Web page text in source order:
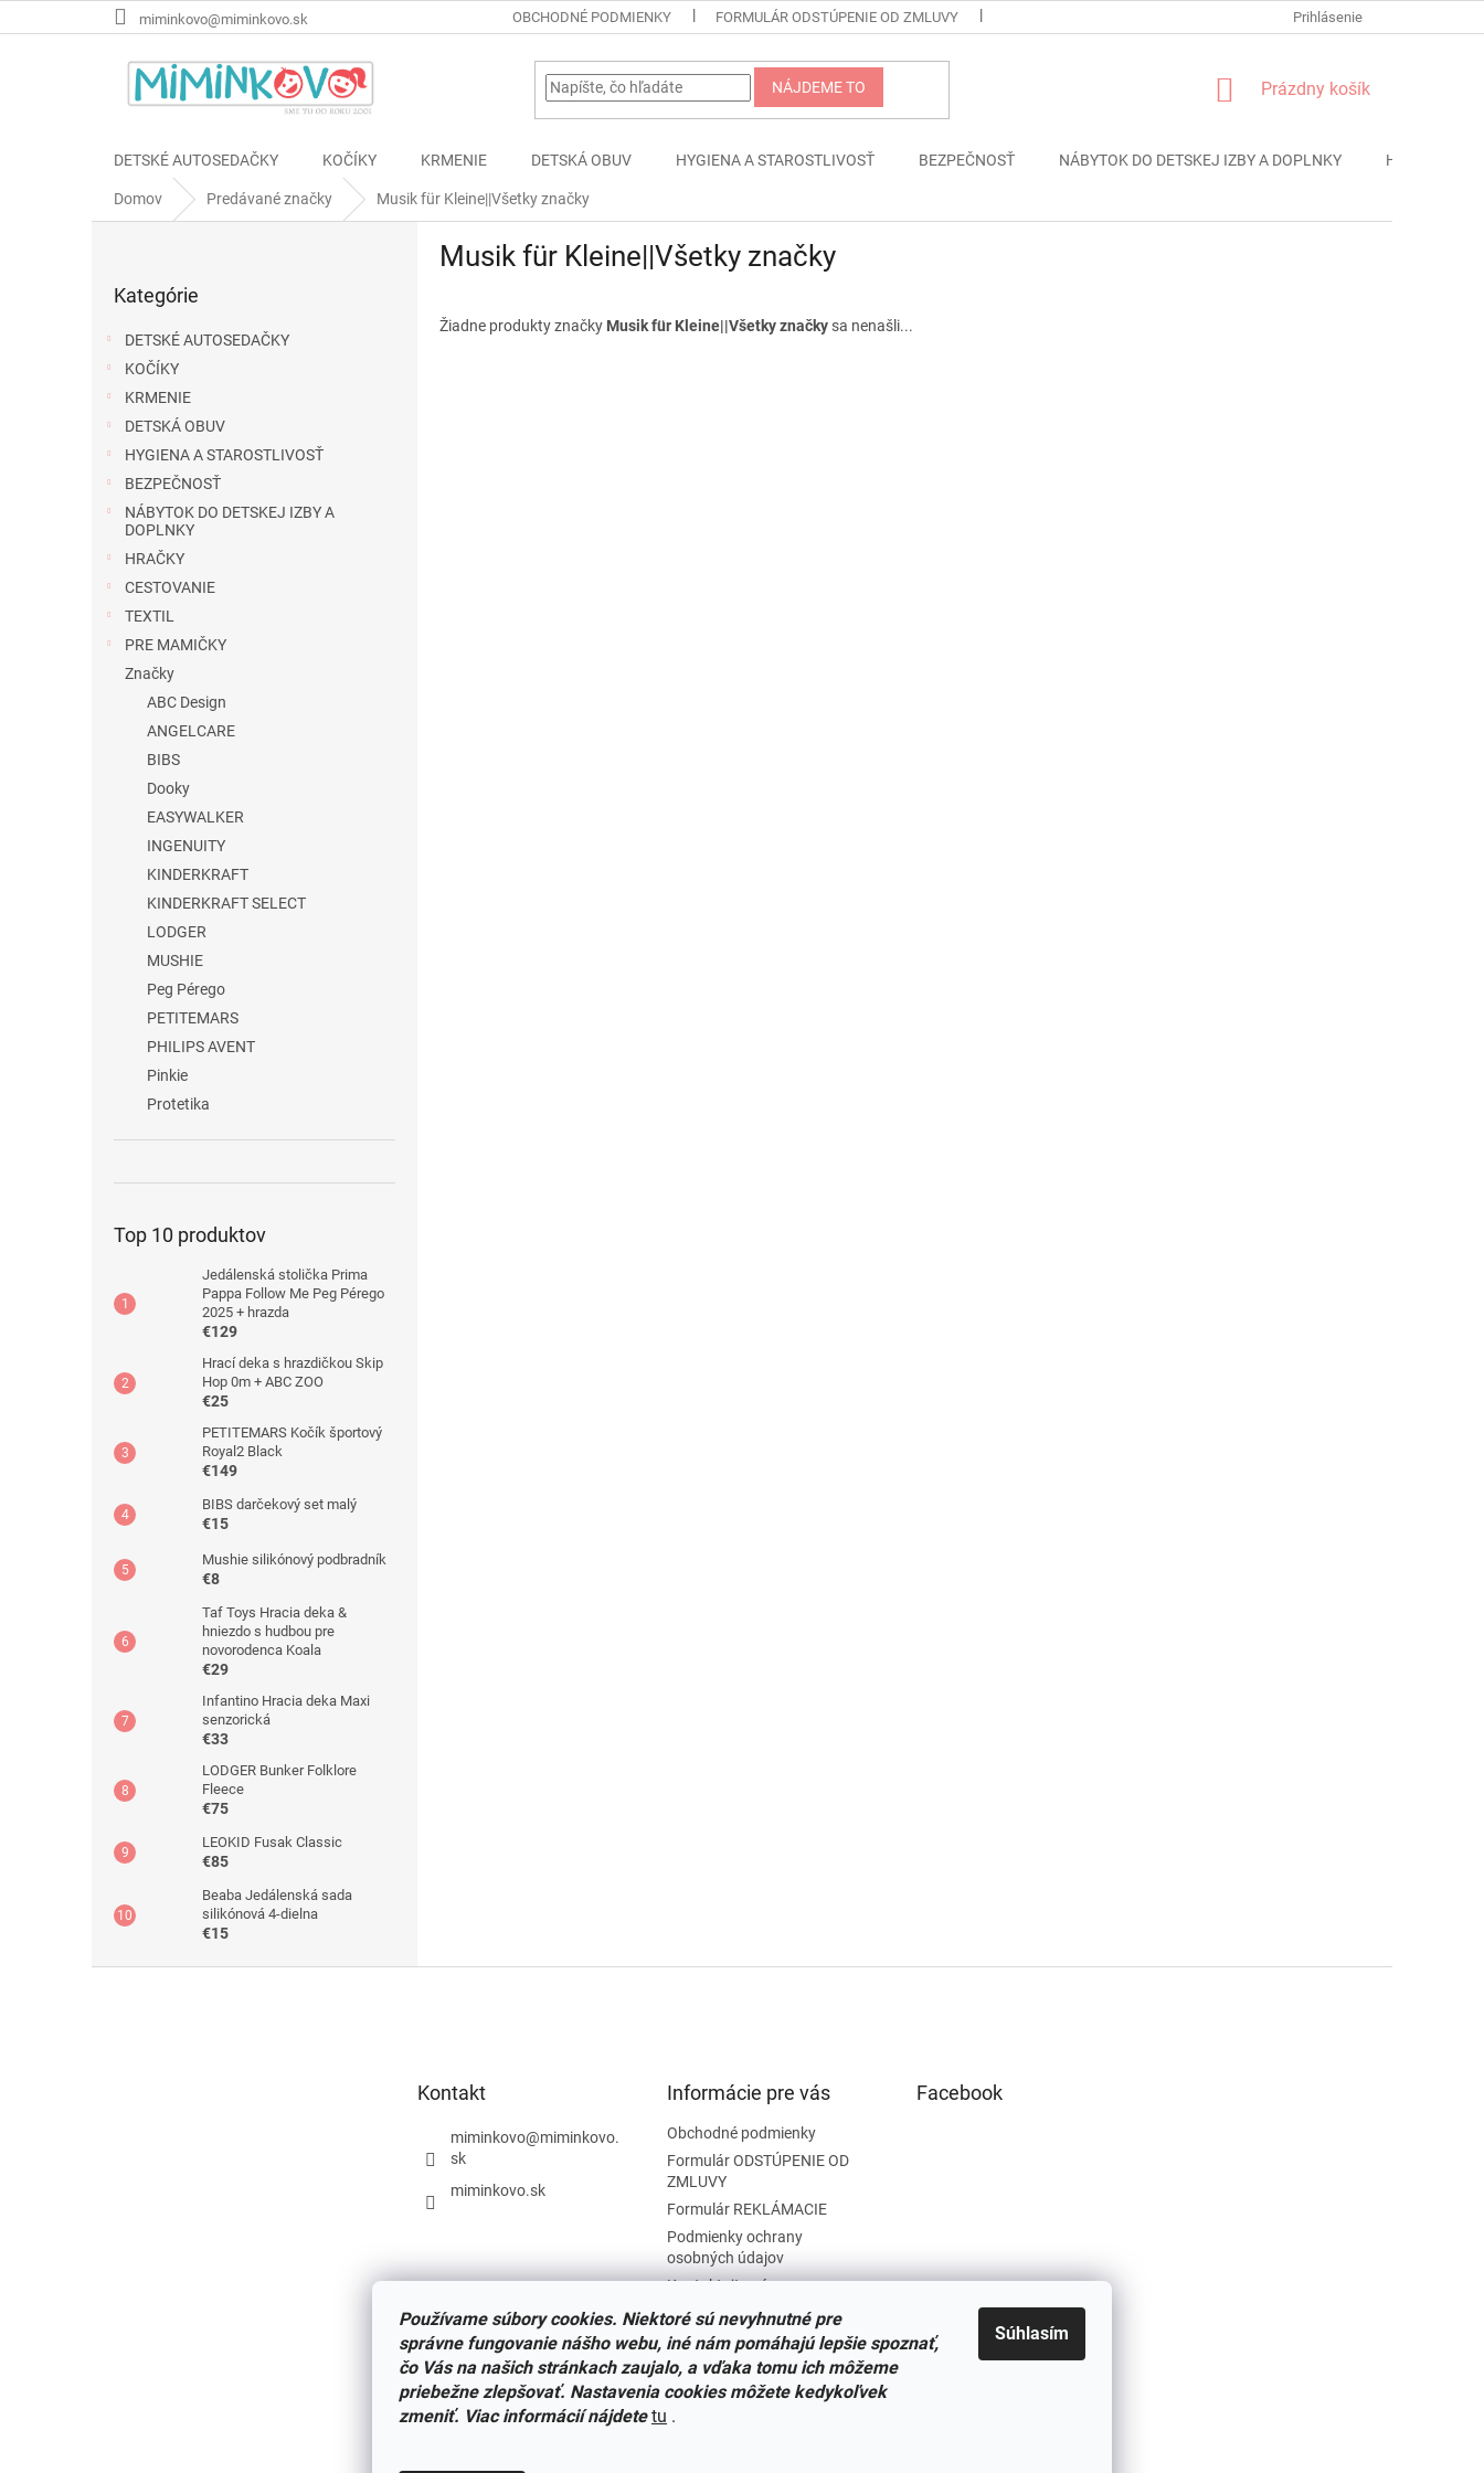
Používame súbory cookies. Niektoré sú nevyhnutné pre
správne fungovanie nášho webu, iné nám pomáhajú lepšie spoznať,
čo Vás na našich stránkach zaujalo, a vďaka tomu ich môžeme
priebežne zlepšovať. Nastavenia cookies môžete kedykoľvek
zmeniť. Viac informácií nájdete tu .
Súhlasím
na
miminkovo@miminkovo.sk OBCHODNÉ PODMIENKY FORMULÁR ODSTÚPENIE OD ZMLUVY PODMIENKY OCHRANY OSOBNÝCH
Prihlásenie
NÁJDEME TO
NÁKUPNÝ
Prázdny košík
DETSKÉ AUTOSEDAČKY KOČÍKY KRMENIE DETSKÁ OBUV HYGIENA A STAROSTLIVOSŤ BEZPEČNOSŤ NÁBYTOK DO DETSKEJ IZBY A DOPLNKY HRAČKY
Domov Predávané značky Musik für Kleine||Všetky značky
kategórie
Kategórie
DETSKÉ AUTOSEDAČKY
KOČÍKY
KRMENIE
DETSKÁ OBUV
HYGIENA A STAROSTLIVOSŤ
BEZPEČNOSŤ
NÁBYTOK DO DETSKEJ IZBY A
DOPLNKY
HRAČKY
CESTOVANIE
TEXTIL
PRE MAMIČKY
Značky
ABC Design
ANGELCARE
BIBS
Dooky
EASYWALKER
INGENUITY
KINDERKRAFT
KINDERKRAFT SELECT
LODGER
MUSHIE
Peg Pérego
PETITEMARS
PHILIPS AVENT
Pinkie
Protetika
Top 10 produktov
Jedálenská stolička Prima
Pappa Follow Me Peg Pérego
2025 + hrazda
€129
Hrací deka s hrazdičkou Skip
Hop 0m + ABC ZOO
€25
PETITEMARS Kočík športový
Royal2 Black
€149
BIBS darčekový set malý
€15
Mushie silikónový podbradník
€8
Taf Toys Hracia deka &
hniezdo s hudbou pre
novorodenca Koala
€29
Infantino Hracia deka Maxi
senzorická
€33
LODGER Bunker Folklore
Fleece
€75
LEOKID Fusak Classic
€85
Beaba Jedálenská sada
silikónová 4-dielna
€15
Musik für Kleine||Všetky značky
Žiadne produkty značky Musik für Kleine||Všetky značky sa nenašli...
Kontakt
miminkovo@miminkovo.
sk
miminkovo.sk
Informácie pre vás
Obchodné podmienky
Formulár ODSTÚPENIE OD
ZMLUVY
Formulár REKLÁMACIE
Podmienky ochrany
osobných údajov
Kontaktujte nás
Tabuľka veľkostí
Nariadenie SOI o stiahnutí
výrobkov
Reklamačný poriadok
Zásady súborov COOKIES
Facebook